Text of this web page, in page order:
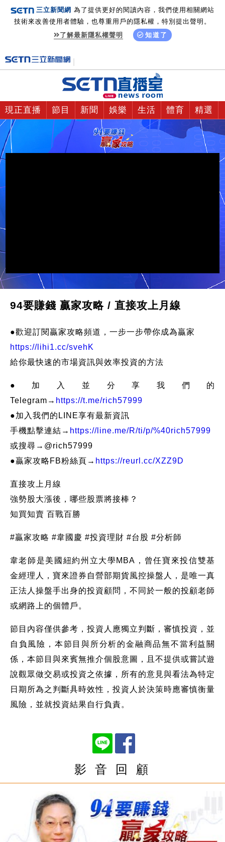
三立新聞網 為了提供更好的閱讀內容，我們使用相關網站
技術來改善使用者體驗，也尊重用戶的隱私權，特別提出聲明。
了解最新隱私權聲明
知道了
現正直播 節目 新聞 娛樂 生活 體育 精選
94要賺錢 贏家攻略 / 直接攻上月線
●歡迎訂閱贏家攻略頻道，一步一步帶你成為贏家
https://lihi1.cc/svehK
給你最快速的市場資訊與效率投資的方法
●加入並分享我們的
Telegram→ https://t.me/rich57999
●加入我們的LINE享有最新資訊
手機點擊連結→ https://line.me/R/ti/p/%40rich57999
或搜尋→@rich57999
●贏家攻略FB粉絲頁→ https://reurl.cc/XZZ9D
直接攻上月線
強勢股大漲後，哪些股票將接棒？
知買知賣 百戰百勝
#贏家攻略 #韋國慶 #投資理財 #台股 #分析師
韋老師是美國紐約州立大學MBA，曾任寶來投信雙基
金經理人，寶來證券自營部期貨風控操盤人，是唯一真
正法人操盤手出身的投資顧問，不同於一般的投顧老師
或網路上的個體戶。
節目內容僅供參考，投資人應獨立判斷，審慎投資，並
自負風險，本節目與所分析的金融商品無不當利益關
係，本節目與來賓無推介個股意圖，且不提供或嘗試遊
說觀眾做交易或投資之依據，所有的意見與看法為特定
日期所為之判斷具時效性，投資人於決策時應審慎衡量
風險，並就投資結果自行負責。
影 音 回 顧